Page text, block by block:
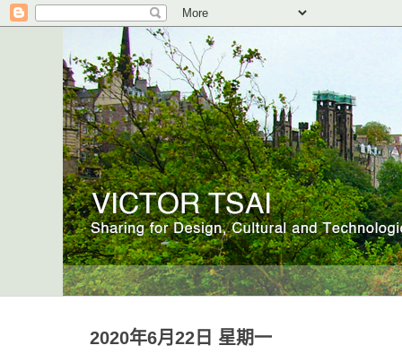
2020年6月22日 星期一